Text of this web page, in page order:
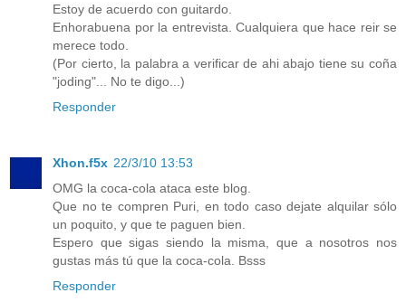
Estoy de acuerdo con guitardo.
Enhorabuena por la entrevista. Cualquiera que hace reir se
merece todo.
(Por cierto, la palabra a verificar de ahi abajo tiene su coña
"joding"... No te digo...)
Responder
Xhon.f5x 22/3/10 13:53
OMG la coca-cola ataca este blog.
Que no te compren Puri, en todo caso dejate alquilar sólo
un poquito, y que te paguen bien.
Espero que sigas siendo la misma, que a nosotros nos
gustas más tú que la coca-cola. Bsss
Responder